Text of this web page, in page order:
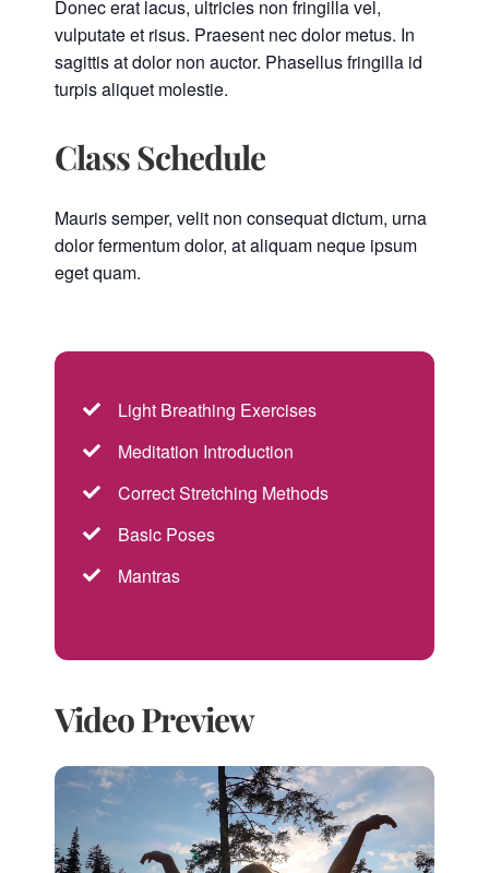
Donec erat lacus, ultricies non fringilla vel,
vulputate et risus. Praesent nec dolor metus. In
sagittis at dolor non auctor. Phasellus fringilla id
turpis aliquet molestie.
Class Schedule
Mauris semper, velit non consequat dictum, urna
dolor fermentum dolor, at aliquam neque ipsum
eget quam.
Light Breathing Exercises
Meditation Introduction
Correct Stretching Methods
Basic Poses
Mantras
Video Preview